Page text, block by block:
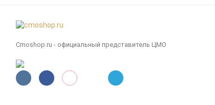
Cmoshop.ru - официальный представитель ЦМО